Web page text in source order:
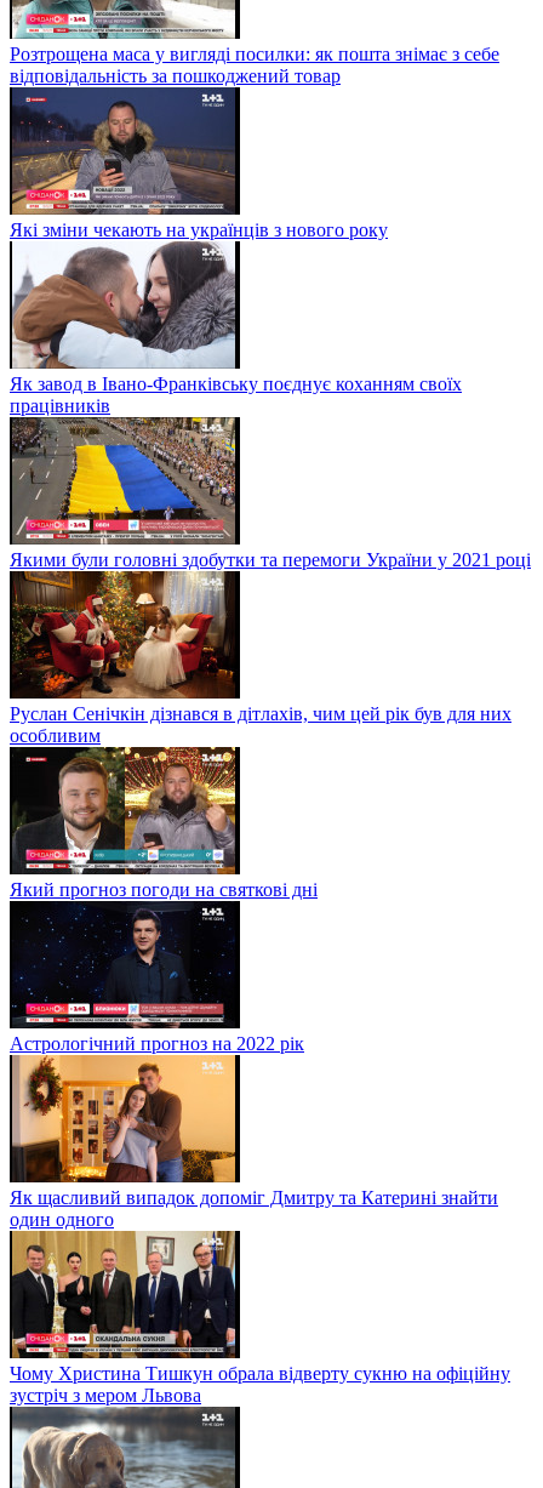
Розтрощена маса у вигляді посилки: як пошта знімає з себе
відповідальність за пошкоджений товар
Які зміни чекають на українців з нового року
Як завод в Івано-Франківську поєднує коханням своїх
працівників
Якими були головні здобутки та перемоги України у 2021 році
Руслан Сенічкін дізнався в дітлахів, чим цей рік був для них
особливим
Який прогноз погоди на святкові дні
Астрологічний прогноз на 2022 рік
Як щасливий випадок допоміг Дмитру та Катерині знайти
один одного
Чому Христина Тишкун обрала відверту сукню на офіційну
зустріч з мером Львова